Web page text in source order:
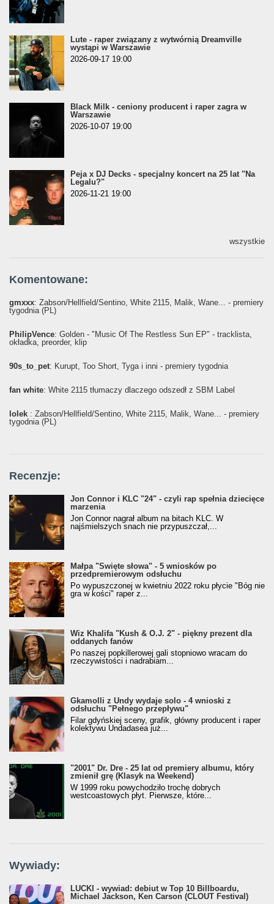
Lute - raper związany z wytwórnią Dreamville
wystąpi w Warszawie
2026-09-17 19:00
Black Milk - ceniony producent i raper zagra w
Warszawie
2026-10-07 19:00
Peja x DJ Decks - specjalny koncert na 25 lat "Na
Legalu?"
2026-11-21 19:00
wszystkie
Komentowane:
gmxxx: Żabson/Hellfield/Sentino, White 2115, Malik, Wane... - premiery
tygodnia (PL)
PhilipVence: Golden - "Music Of The Restless Sun EP" - tracklista,
okładka, preorder, klip
90s_to_pet: Kurupt, Too Short, Tyga i inni - premiery tygodnia
fan white: White 2115 tłumaczy dlaczego odszedł z SBM Label
lolek : Żabson/Hellfield/Sentino, White 2115, Malik, Wane... - premiery
tygodnia (PL)
Recenzje:
Jon Connor i KLC "24" - czyli rap spełnia dziecięce
marzenia
Jon Connor nagrał album na bitach KLC. W
najśmielszych snach nie przypuszczał,...
Małpa "Święte słowa" - 5 wniosków po
przedpremierowym odsłuchu
Po wypuszczonej w kwietniu 2022 roku płycie "Bóg nie
gra w kości" raper z...
Wiz Khalifa "Kush & O.J. 2" - piękny prezent dla
oddanych fanów
Po naszej popkillerowej gali stopniowo wracam do
rzeczywistości i nadrabiam...
Gkamolli z Undy wydaje solo - 4 wnioski z
odsłuchu "Pełnego przepływu"
Filar gdyńskiej sceny, grafik, główny producent i raper
kolektywu Undadasea już...
"2001" Dr. Dre - 25 lat od premiery albumu, który
zmienił grę (Klasyk na Weekend)
W 1999 roku powychodziło trochę dobrych
westcoastowych płyt. Pierwsze, które...
Wywiady:
LUCKI - wywiad: debiut w Top 10 Billboardu,
Michael Jackson, Ken Carson (CLOUT Festival)